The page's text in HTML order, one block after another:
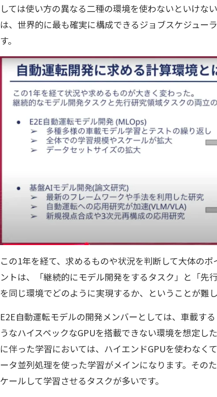
しては使い方の異なる二種の環境を使わないといけな
は、世界的に最も確実に構成できるジョブスケジュー
す。
この1年を経て、求めるものや状況を判断して大体の
ントは、「継続的にモデル開発をするタスク」と「先
を同じ環境でどのように実現するか、ということが難
E2E自動運転モデルの開発メンバーとしては、車載す
うなハイスペックなGPUを搭載できない環境を想定し
に伴った学習においては、ハイエンドGPUを使わなく
ータ並列処理を使った学習がメインになります。その
ケールして学習させるタスクが多いです。